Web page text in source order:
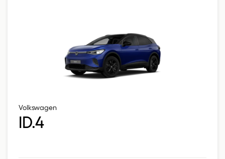
Volkswagen
ID.4